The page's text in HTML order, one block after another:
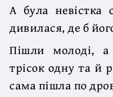
А була невістка
дивилася, де б
Пішли молоді,
трісок одну та й
сама пішла по